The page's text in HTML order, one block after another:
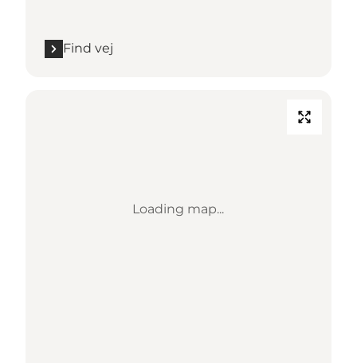
Find vej
Loading map...